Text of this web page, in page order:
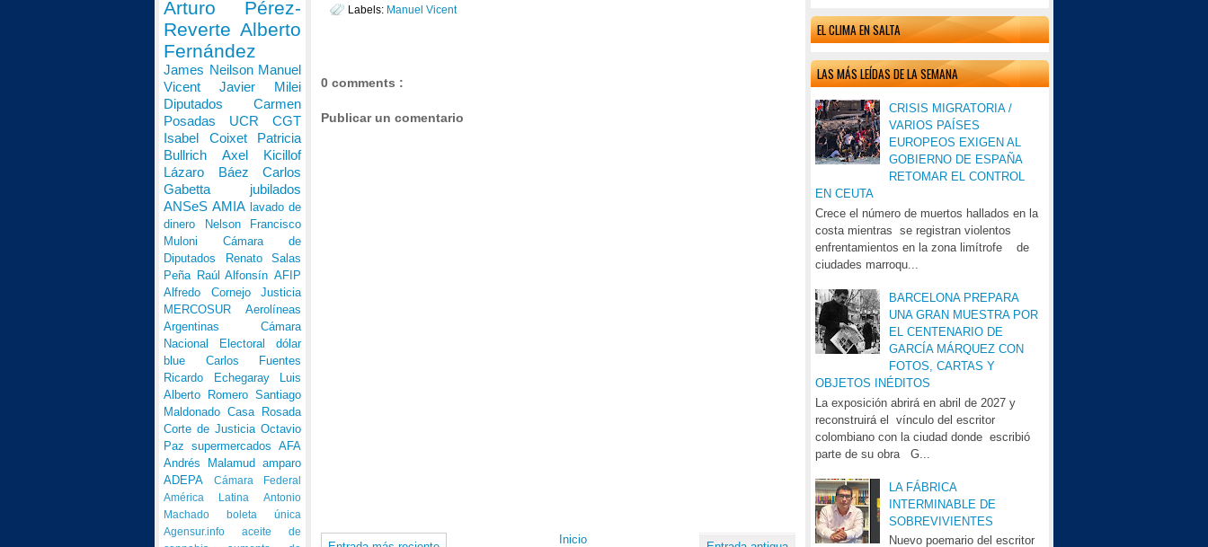
EL CLIMA EN SALTA
LAS MÁS LEÍDAS DE LA SEMANA
CRISIS MIGRATORIA /
VARIOS PAÍSES
EUROPEOS EXIGEN AL
GOBIERNO DE ESPAÑA
RETOMAR EL CONTROL
EN CEUTA
Crece el número de muertos hallados en la
costa mientras se registran violentos
enfrentamientos en la zona limítrofe de
ciudades marroqu...
BARCELONA PREPARA
UNA GRAN MUESTRA POR
EL CENTENARIO DE
GARCÍA MÁRQUEZ CON
FOTOS, CARTAS Y
OBJETOS INÉDITOS
La exposición abrirá en abril de 2027 y
reconstruirá el vínculo del escritor
colombiano con la ciudad donde escribió
parte de su obra G...
LA FÁBRICA
INTERMINABLE DE
SOBREVIVIENTES
Nuevo poemario del escritor
Labels: Manuel Vicent
0 comments :
Publicar un comentario
Inicio
Arturo Pérez-
Reverte Alberto
Fernández
James Neilson Manuel
Vicent Javier Milei
Diputados Carmen
Posadas UCR CGT
Isabel Coixet Patricia
Bullrich Axel Kicillof
Lázaro Báez Carlos
Gabetta jubilados
ANSeSAMIA lavado de
dinero
Nelson Francisco
Muloni Cámara de
Diputados
Renato Salas
Peña Raúl AlfonsínAFIP
Alfredo Cornejo Justicia
MERCOSUR Aerolíneas
Argentinas Cámara
Nacional Electoral dólar
blue Carlos Fuentes
Ricardo Echegaray
Luis
Alberto Romero Santiago
Maldonado Casa Rosada
Corte de Justicia Octavio
Paz supermercados AFA
Andrés Malamud amparo
ADEPA
Cámara Federal
América Latina Antonio
Machado boleta única
Agensur.info aceite de